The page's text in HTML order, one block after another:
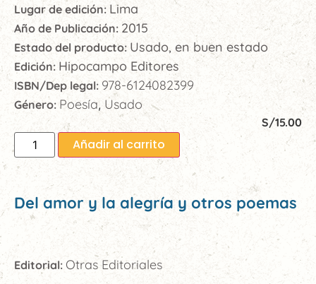
Lugar de edición: Lima
Año de Publicación: 2015
Estado del producto: Usado, en buen estado
Edición: Hipocampo Editores
ISBN/Dep legal: 978-6124082399
Género: Poesía, Usado
S/15.00
Añadir al carrito
Del amor y la alegría y otros poemas
Editorial: Otras Editoriales